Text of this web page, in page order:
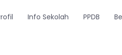
Info Sekolah PPDB